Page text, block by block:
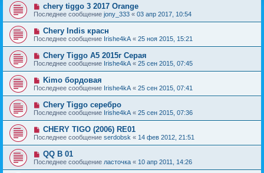
chery tiggo 3 2017 Orange
Последнее сообщение jony_333 « 03 апр 2017, 10:54
Chery Indis красн
Последнее сообщение Irishe4kA « 25 ноя 2015, 15:21
Chery Tiggo A5 2015г Серая
Последнее сообщение Irishe4kA « 25 сен 2015, 07:45
Kimo бордовая
Последнее сообщение Irishe4kA « 25 сен 2015, 07:41
Chery Tiggo серебро
Последнее сообщение Irishe4kA « 25 сен 2015, 07:36
CHERY TIGO (2006) RE01
Последнее сообщение serdobsk « 14 фев 2012, 21:51
QQ B 01
Последнее сообщение ласточка « 10 апр 2011, 14:26